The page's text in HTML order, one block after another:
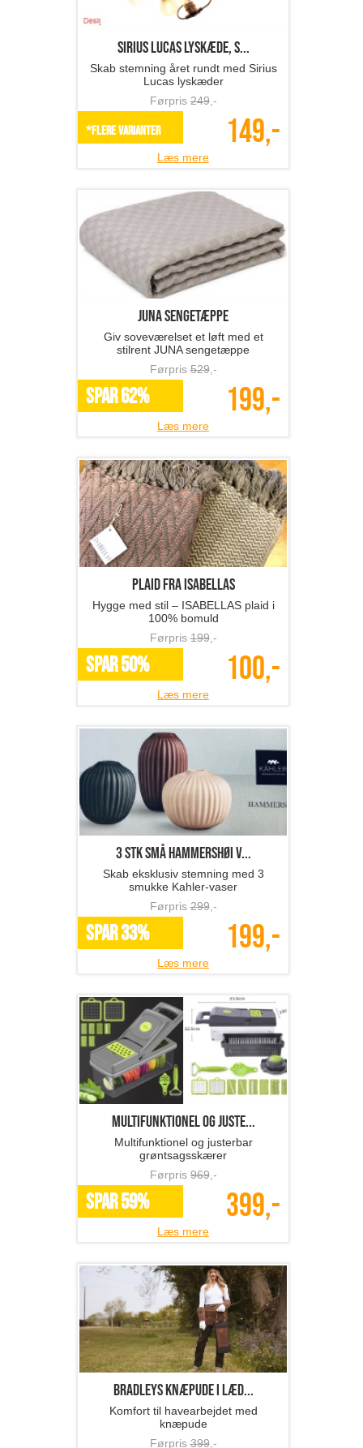
Sirius LUCAS lyskæde, s...
Skab stemning året rundt med Sirius
Lucas lyskæder
Førpris249,-
*Flere varianter 149,-
Læs mere
JUNA sengetæppe
Giv soveværelset et løft med et
stilrent JUNA sengetæppe
Førpris529,-
SPAR 62% 199,-
Læs mere
Plaid fra ISABELLAS
Hygge med stil – ISABELLAS plaid i
100% bomuld
Førpris199,-
SPAR 50% 100,-
Læs mere
3 stk små Hammershøi v...
Skab eksklusiv stemning med 3
smukke Kahler-vaser
Førpris299,-
SPAR 33% 199,-
Læs mere
Multifunktionel og juste...
Multifunktionel og justerbar
grøntsagsskærer
Førpris969,-
SPAR 59% 399,-
Læs mere
BRADLEYS knæpude i læd...
Komfort til havearbejdet med
knæpude
Førpris399,-